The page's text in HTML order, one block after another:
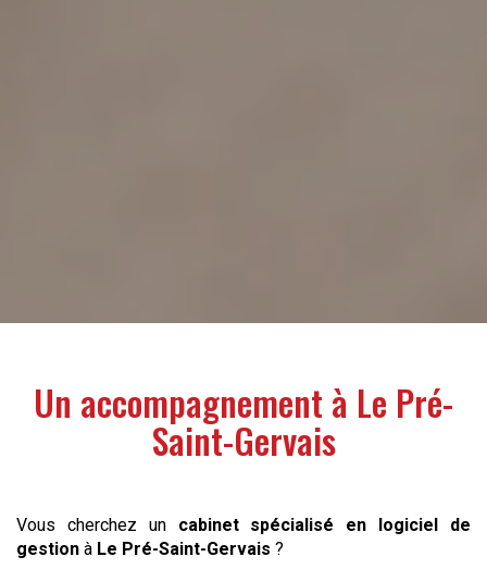
Un accompagnement à Le Pré-
Saint-Gervais
Vous cherchez un cabinet spécialisé en logiciel de
gestion à Le Pré-Saint-Gervais ?